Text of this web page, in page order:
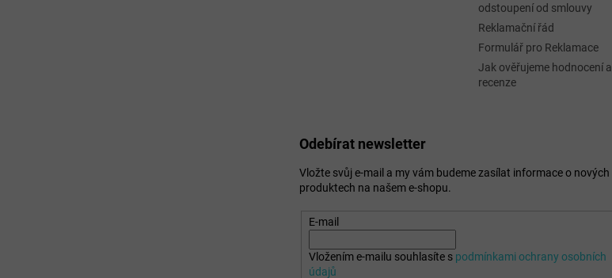
odstoupení od smlouvy
Reklamační řád
Formulář pro Reklamace
Jak ověřujeme hodnocení a
recenze
Odebírat newsletter
Vložte svůj e-mail a my vám budeme zasílat informace o nových
produktech na našem e-shopu.
E-mail
Vložením e-mailu souhlasíte s podmínkami ochrany osobních
údajů